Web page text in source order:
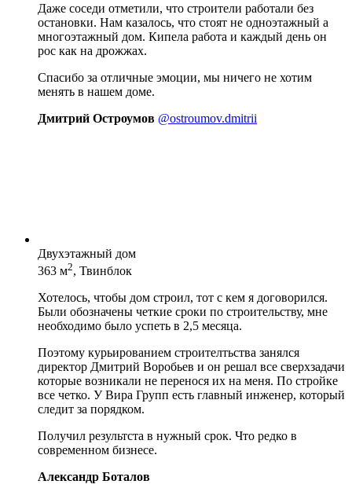
Даже соседи отметили, что строители работали без
остановки. Нам казалось, что стоят не одноэтажный а
многоэтажный дом. Кипела работа и каждый день он
рос как на дрожжах.
Спасибо за отличные эмоции, мы ничего не хотим
менять в нашем доме.
Дмитрий Остроумов @ostroumov.dmitrii
Двухэтажный дом
363 м2, Твинблок
Хотелось, чтобы дом строил, тот с кем я договорился.
Были обозначены четкие сроки по строительству, мне
необходимо было успеть в 2,5 месяца.
Поэтому курьированием строителтьства занялся
директор Дмитрий Воробьев и он решал все сверхзадачи
которые возникали не перенося их на меня. По стройке
все четко. У Вира Групп есть главный инженер, который
следит за порядком.
Получил результста в нужный срок. Что редко в
современном бизнесе.
Александр Боталов